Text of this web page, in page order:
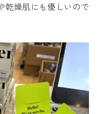
乾燥肌にも優しいので